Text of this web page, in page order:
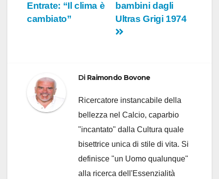
bambini dagli
Ultras Grigi 1974
Entrate: “Il clima è
cambiato”
Di Raimondo Bovone
Ricercatore instancabile della
bellezza nel Calcio, caparbio
"incantato" dalla Cultura quale
bisettrice unica di stile di vita. Si
definisce "un Uomo qualunque"
alla ricerca dell'Essenzialità